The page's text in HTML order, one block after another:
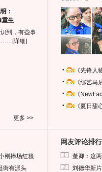
：
重生
到，有些事
…… [详细]
更多 >>
《先锋
《综艺
《
《夏日
刚捧场红毯
街有派头
网友评论排行
1 董卿：这
2 刘德华新